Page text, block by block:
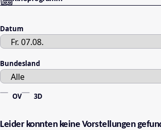
Datum
Bundesland
OV 3D
Leider konnten keine Vorstellungen